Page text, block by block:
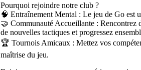
Pourquoi rejoindre notre club ?
🧠 Entraînement Mental : Le jeu de Go est
🤝 Communauté Accueillante : Rencontrez
de nouvelles tactiques et progressez
🏆 Tournois Amicaux : Mettez vos
maîtrise du jeu.